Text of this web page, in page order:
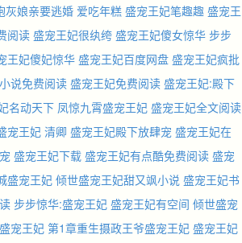
灰娘亲要逃婚 爱吃年糕 盛宠王妃笔趣趣 盛宠王
阅读 盛宠王妃很纨绔 盛宠王妃傻女惊华 步步
王妃傻妃惊华 盛宠王妃百度网盘 盛宠王妃疯批
说免费阅读 盛宠王妃免费阅读 盛宠王妃:殿下
名动天下 凤惊九霄盛宠王妃 盛宠王妃全文阅读
宠王妃 清卿 盛宠王妃殿下放肆宠 盛宠王妃在
盛宠王妃下载 盛宠王妃有点酷免费阅读 盛宠
盛宠王妃 倾世盛宠王妃甜又飒小说 盛宠王妃书
步步惊华:盛宠王妃 盛宠王妃有空间 倾世盛宠
宠王妃 第1章重生摄政王爷盛宠王妃 盛宠王妃